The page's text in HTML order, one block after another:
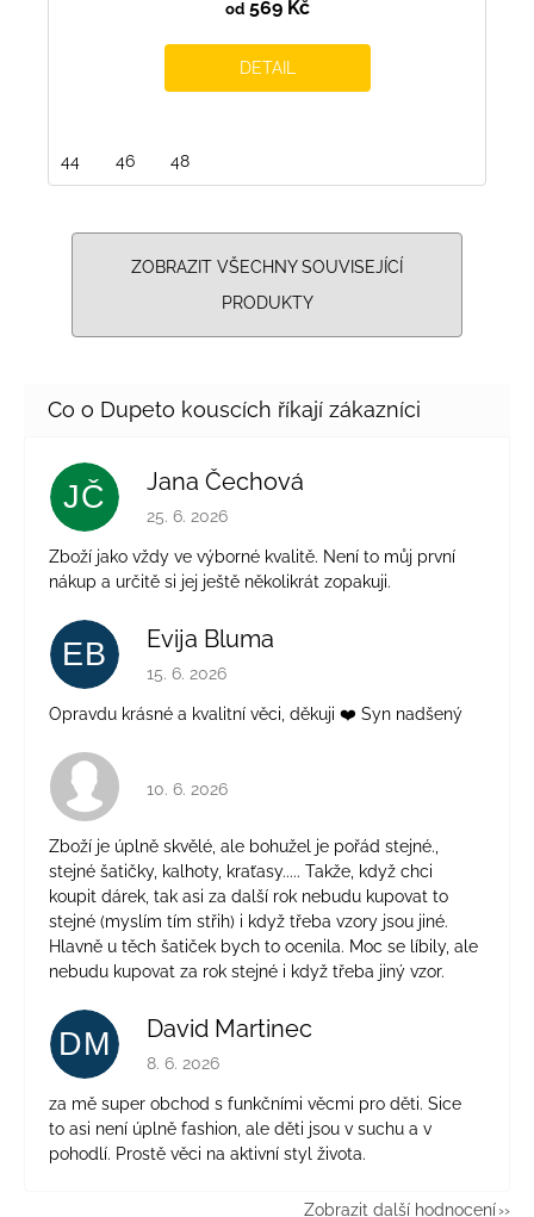
od569 Kč
DETAIL
44 46 48
ZOBRAZIT VŠECHNY SOUVISEJÍCÍ
PRODUKTY
JČ Jana Čechová
Hodnocení obchodu je 5 z 5 hvězdiček.
25. 6. 2026
Zboží jako vždy ve výborné kvalitě. Není to můj první
nákup a určitě si jej ještě několikrát zopakuji.
EB Evija Bluma
Hodnocení obchodu je 5 z 5 hvězdiček.
15. 6. 2026
Opravdu krásné a kvalitní věci, děkuji ❤️ Syn nadšený
Hodnocení obchodu je 4 z 5 hvězdiček.
10. 6. 2026
Zboží je úplně skvělé, ale bohužel je pořád stejné.,
stejné šatičky, kalhoty, kraťasy..... Takže, když chci
koupit dárek, tak asi za další rok nebudu kupovat to
stejné (myslím tím střih) i když třeba vzory jsou jiné.
Hlavně u těch šatiček bych to ocenila. Moc se líbily, ale
nebudu kupovat za rok stejné i když třeba jiný vzor.
DM David Martinec
Hodnocení obchodu je 5 z 5 hvězdiček.
8. 6. 2026
za mě super obchod s funkčními věcmi pro děti. Sice
to asi není úplně fashion, ale děti jsou v suchu a v
pohodlí. Prostě věci na aktivní styl života.
Zobrazit další hodnocení